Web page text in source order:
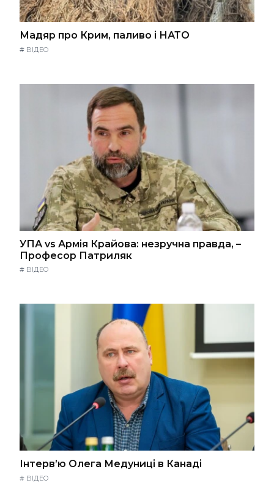
Мадяр про Крим, паливо і НАТО
# ВІДЕО
УПА vs Армія Крайова: незручна правда, –
Професор Патриляк
# ВІДЕО
Інтерв’ю Олега Медуниці в Канаді
# ВІДЕО